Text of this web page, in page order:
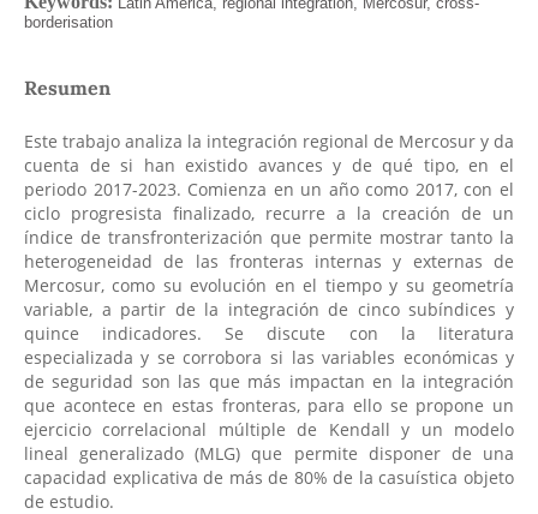
Resumen
Este trabajo analiza la integración regional de Mercosur y da
cuenta de si han existido avances y de qué tipo, en el
periodo 2017-2023. Comienza en un año como 2017, con el
ciclo progresista finalizado, recurre a la creación de un
índice de transfronterización que permite mostrar tanto la
heterogeneidad de las fronteras internas y externas de
Mercosur, como su evolución en el tiempo y su geometría
variable, a partir de la integración de cinco subíndices y
quince indicadores. Se discute con la literatura
especializada y se corrobora si las variables económicas y
de seguridad son las que más impactan en la integración
que acontece en estas fronteras, para ello se propone un
ejercicio correlacional múltiple de Kendall y un modelo
lineal generalizado (MLG) que permite disponer de una
capacidad explicativa de más de 80% de la casuística objeto
de estudio.